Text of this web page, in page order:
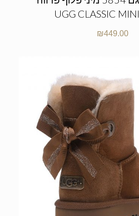
UGG CLASSIC
₪449.00